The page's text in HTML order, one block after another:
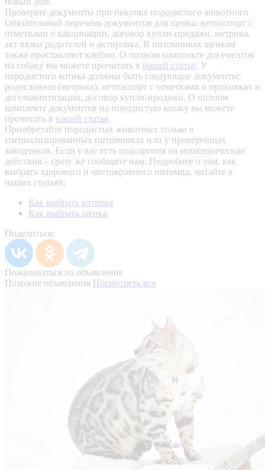
Проверьте документы при покупке породистого животного
Обязательный перечень документов для щенка: ветпаспорт с
отметками о вакцинации, договор купли-продажи, метрика,
акт вязки родителей и актировка. В питомниках щенкам
также проставляют клеймо. О полном комплекте документов
на собаку вы можете прочитать в нашей статье. У
породистого котика должны быть следующие документы:
родословная (метрика), ветпаспорт с отметками о прививках и
дегельминтизации, договор купли-продажи. О полном
комплекте документов на породистую кошку вы можете
прочитать в нашей статье.
Приобретайте породистых животных только в
специализированных питомниках или у проверенных
заводчиков. Если у вас есть подозрения на мошеннические
действия – сразу же сообщите нам. Подробнее о том, как
выбрать здорового и чистокровного питомца, читайте в
наших статьях:
Как выбрать котенка
Как выбрать щенка
Поделиться:
Пожаловаться на объявление
Похожие объявления Посмотреть все